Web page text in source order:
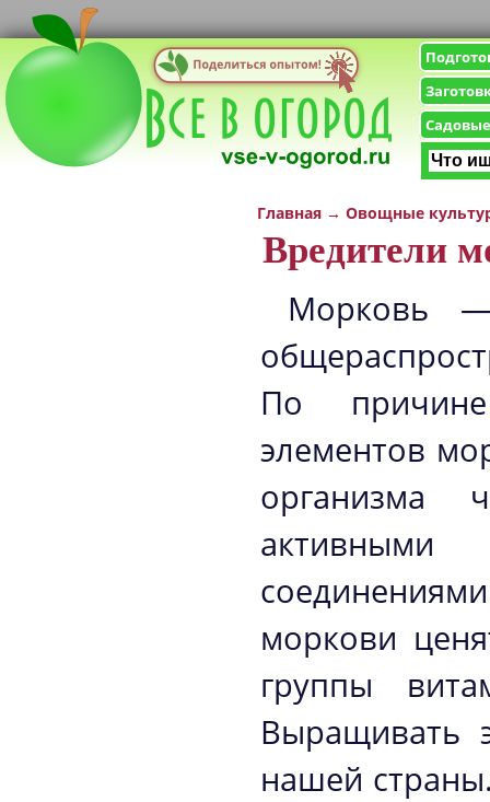
Главная → Овощные
Вредители
Морковь
По
элементов
организма
моркови
группы
Выращивать
нашей